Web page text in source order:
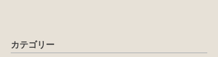
カテゴリー